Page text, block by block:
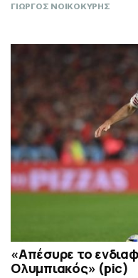
ΓΙΩΡΓΟΣ ΝΟΙΚΟΚΥΡΗΣ
«Απέσυρε το
Ολυμπιακός» (pic)